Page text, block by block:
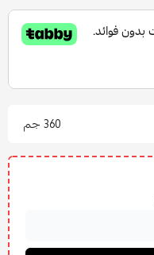
360 جم